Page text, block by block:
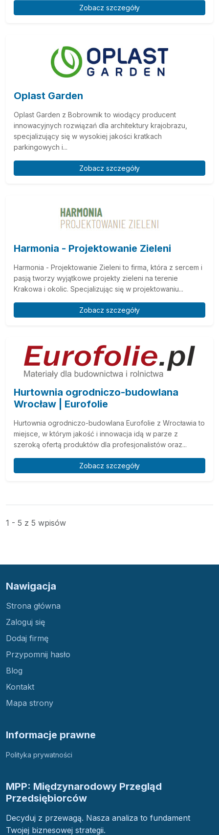
Zobacz szczegóły
Oplast Garden
Oplast Garden z Bobrownik to wiodący producent
innowacyjnych rozwiązań dla architektury krajobrazu,
specjalizujący się w wysokiej jakości kratkach
parkingowych i...
Zobacz szczegóły
Harmonia - Projektowanie Zieleni
Harmonia - Projektowanie Zieleni to firma, która z sercem i
pasją tworzy wyjątkowe projekty zieleni na terenie
Krakowa i okolic. Specjalizując się w projektowaniu...
Zobacz szczegóły
Hurtownia ogrodniczo-budowlana
Wrocław | Eurofolie
Hurtownia ogrodniczo-budowlana Eurofolie z Wrocławia to
miejsce, w którym jakość i innowacja idą w parze z
szeroką ofertą produktów dla profesjonalistów oraz...
Zobacz szczegóły
1 - 5 z 5 wpisów
Nawigacja
Strona główna
Zaloguj się
Dodaj firmę
Przypomnij hasło
Blog
Kontakt
Mapa strony
Informacje prawne
Polityka prywatności
MPP: Międzynarodowy Przegląd
Przedsiębiorców
Decyduj z przewagą. Nasza analiza to fundament
Twojej biznesowej strategii.